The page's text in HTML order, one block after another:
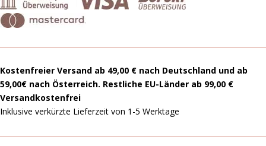
Kostenfreier Versand ab 49,00 € nach Deutschland und ab
59,00€ nach Österreich. Restliche EU-Länder ab 99,00 €
Versandkostenfrei
Inklusive verkürzte Lieferzeit von 1-5 Werktage